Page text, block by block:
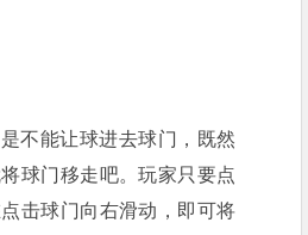
不能让球进去球门，既然
球门移走吧。玩家只要点
击球门向右滑动，即可将